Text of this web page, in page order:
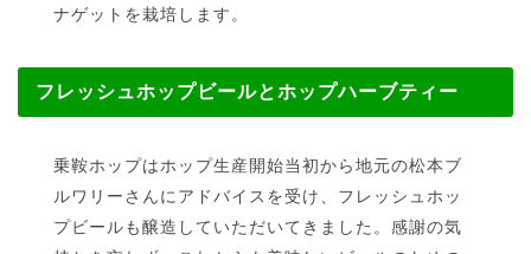
ナゲットを栽培します。
フレッシュホップビールとホップハーブティー
乗鞍ホップはホップ生産開始当初から地元の松本ブ
ルワリーさんにアドバイスを受け、フレッシュホッ
プビールも醸造していただいてきました。感謝の気